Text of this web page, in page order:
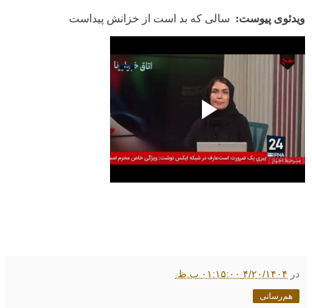
ویدئوی پیوست: سالی که بد است از خزانش پیداست
در ۴/۲۰/۱۴۰۴ ۰۱:۱۵:۰۰ ب.ظ.
هم‌رسانی